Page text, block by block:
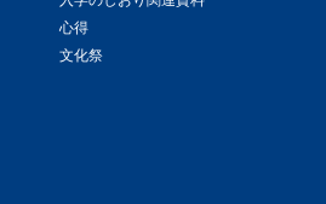
心得
文化祭